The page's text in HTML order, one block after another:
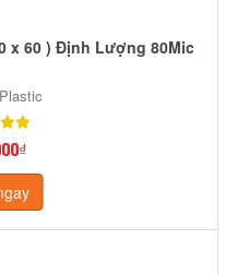
x 60 ) Định Lượng 80Mic